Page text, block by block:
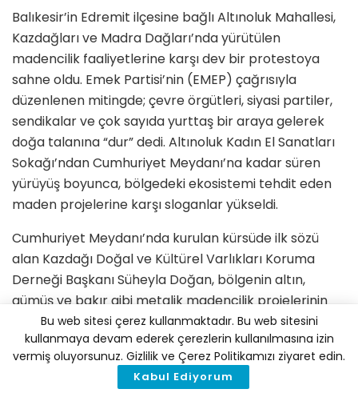
Balıkesir’in Edremit ilçesine bağlı Altınoluk Mahallesi,
Kazdağları ve Madra Dağları’nda yürütülen
madencilik faaliyetlerine karşı dev bir protestoya
sahne oldu. Emek Partisi’nin (EMEP) çağrısıyla
düzenlenen mitingde; çevre örgütleri, siyasi partiler,
sendikalar ve çok sayıda yurttaş bir araya gelerek
doğa talanına “dur” dedi. Altınoluk Kadın El Sanatları
Sokağı’ndan Cumhuriyet Meydanı’na kadar süren
yürüyüş boyunca, bölgedeki ekosistemi tehdit eden
maden projelerine karşı sloganlar yükseldi.
Cumhuriyet Meydanı’nda kurulan kürsüde ilk sözü
alan Kazdağı Doğal ve Kültürel Varlıkları Koruma
Derneği Başkanı Süheyla Doğan, bölgenin altın,
gümüş ve bakır gibi metalik madencilik projelerinin
kuşatması altında olduğunu belirtti. Doğan, Biga
Yarımadası’nın %79’unun maden ruhsatlarıyla
parsellendiğine dikkat çekerek, Cengiz Holding ve
CVK Madencilik gibi büyük şirketlerin faaliyetlerinin
Bu web sitesi çerez kullanmaktadır. Bu web sitesini
kullanmaya devam ederek çerezlerin kullanılmasına izin
vermiş oluyorsunuz. Gizlilik ve Çerez Politikamızı ziyaret edin.
Kabul Ediyorum